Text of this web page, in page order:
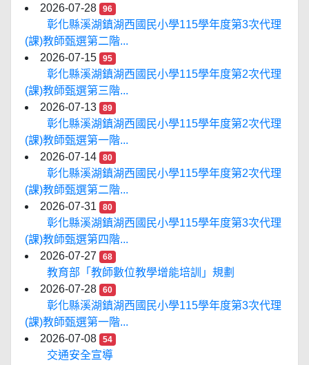
2026-07-28
96
彰化縣溪湖鎮湖西國民小學115學年度第3次代理
(課)教師甄選第二階...
2026-07-15
95
彰化縣溪湖鎮湖西國民小學115學年度第2次代理
(課)教師甄選第三階...
2026-07-13
89
彰化縣溪湖鎮湖西國民小學115學年度第2次代理
(課)教師甄選第一階...
2026-07-14
80
彰化縣溪湖鎮湖西國民小學115學年度第2次代理
(課)教師甄選第二階...
2026-07-31
80
彰化縣溪湖鎮湖西國民小學115學年度第3次代理
(課)教師甄選第四階...
2026-07-27
68
教育部「教師數位教學增能培訓」規劃
2026-07-28
60
彰化縣溪湖鎮湖西國民小學115學年度第3次代理
(課)教師甄選第一階...
2026-07-08
54
交通安全宣導